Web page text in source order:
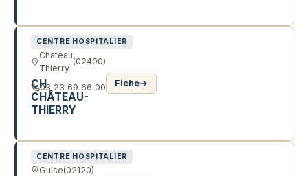
CENTRE HOSPITALIER
Chateau
Thierry
(02400)
CH
CHÂTEAU-
THIERRY
03 23 69 66 00 Fiche→
CENTRE HOSPITALIER
Guise(02120)